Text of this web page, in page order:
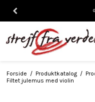
Forside / Produktkatalog /
Filtet julemus med violin